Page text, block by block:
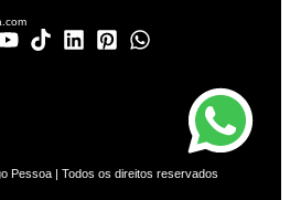
Pessoa | Todos os direitos reservados